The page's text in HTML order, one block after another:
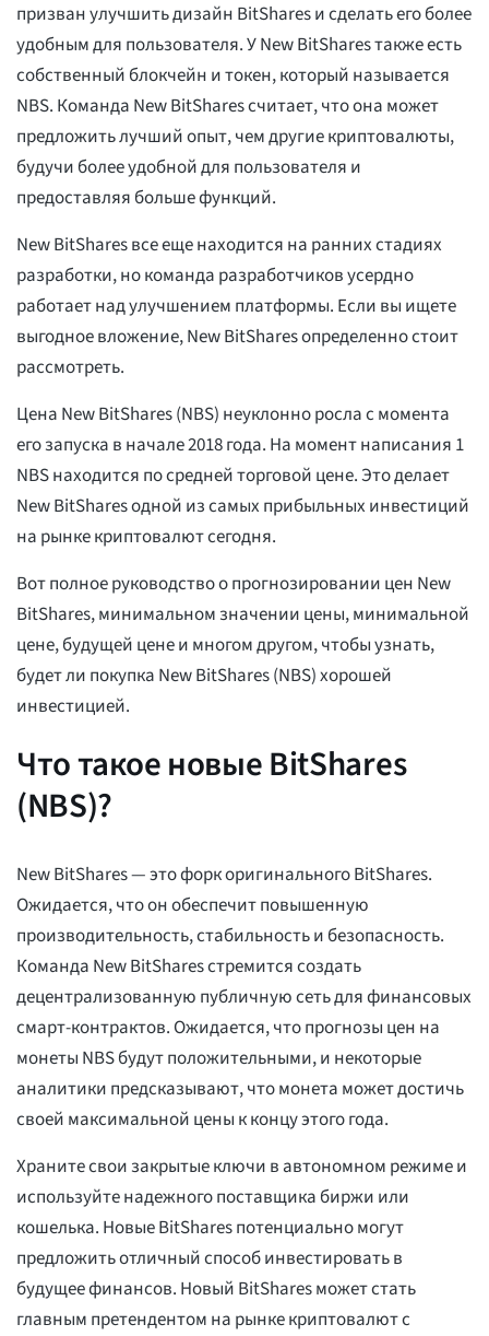
призван улучшить дизайн BitShares и сделать его более
удобным для пользователя. У New BitShares также есть
собственный блокчейн и токен, который называется
NBS. Команда New BitShares считает, что она может
предложить лучший опыт, чем другие криптовалюты,
будучи более удобной для пользователя и
предоставляя больше функций.
New BitShares все еще находится на ранних стадиях
разработки, но команда разработчиков усердно
работает над улучшением платформы. Если вы ищете
выгодное вложение, New BitShares определенно стоит
рассмотреть.
Цена New BitShares (NBS) неуклонно росла с момента
его запуска в начале 2018 года. На момент написания 1
NBS находится по средней торговой цене. Это делает
New BitShares одной из самых прибыльных инвестиций
на рынке криптовалют сегодня.
Вот полное руководство о прогнозировании цен New
BitShares, минимальном значении цены, минимальной
цене, будущей цене и многом другом, чтобы узнать,
будет ли покупка New BitShares (NBS) хорошей
инвестицией.
Что такое новые BitShares
(NBS)?
New BitShares — это форк оригинального BitShares.
Ожидается, что он обеспечит повышенную
производительность, стабильность и безопасность.
Команда New BitShares стремится создать
децентрализованную публичную сеть для финансовых
смарт-контрактов. Ожидается, что прогнозы цен на
монеты NBS будут положительными, и некоторые
аналитики предсказывают, что монета может достичь
своей максимальной цены к концу этого года.
Храните свои закрытые ключи в автономном режиме и
используйте надежного поставщика биржи или
кошелька. Новые BitShares потенциально могут
предложить отличный способ инвестировать в
будущее финансов. Новый BitShares может стать
главным претендентом на рынке криптовалют с